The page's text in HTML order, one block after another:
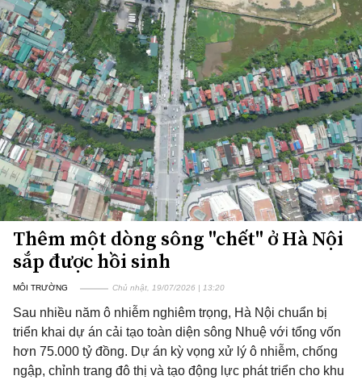
Thêm một dòng sông "chết" ở Hà Nội
sắp được hồi sinh
MÔI TRƯỜNG Chủ nhật, 19/07/2026 | 13:20
Sau nhiều năm ô nhiễm nghiêm trọng, Hà Nội chuẩn bị
triển khai dự án cải tạo toàn diện sông Nhuệ với tổng vốn
hơn 75.000 tỷ đồng. Dự án kỳ vọng xử lý ô nhiễm, chống
ngập, chỉnh trang đô thị và tạo động lực phát triển cho khu